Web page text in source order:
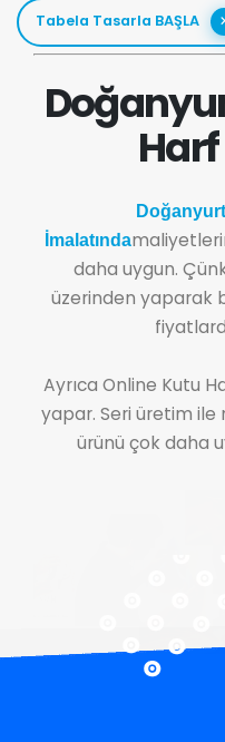
Tabela Tasarla BAŞLA
İmalatında
daha uygun.
üzerinden yaparak
Ayrıca Online Kutu
yapar. Seri üretim ile
ürünü çok daha